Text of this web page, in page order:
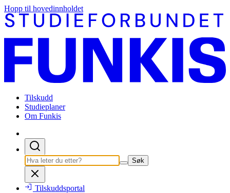
Hopp til hovedinnholdet
Tilskudd
Studieplaner
Om Funkis
Søk
Tilskuddsportal